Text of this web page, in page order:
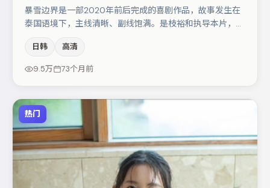
暴雪边界是一部2020年前后完成的喜剧作品，故事发生在
泰国语境下，主线清晰、副线饱满。是枝裕和执导本片，在
当。梁朝伟与白宇的对手戏构成全片情感锚点，李光洁则以
细节塑造推动谜题层层揭开。节奏紧凑、反转有度，值得列
日韩 高清
9.5万 73个月前
热门